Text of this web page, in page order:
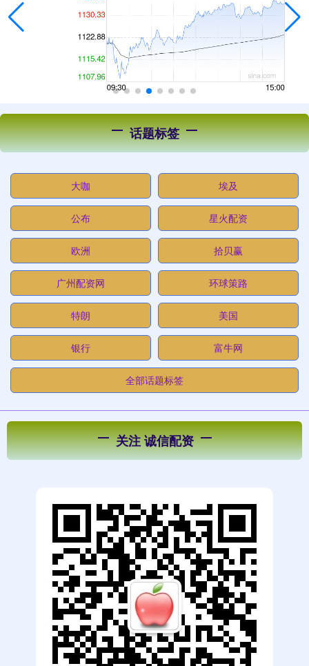
话题标签
大咖 埃及
公布 星火配资
欧洲 拾贝赢
广州配资网 环球策路
特朗 美国
银行 富牛网
全部话题标签
关注 诚信配资